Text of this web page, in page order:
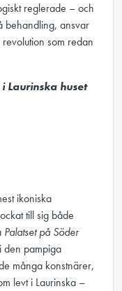
reglerade – och
behandling, ansvar
som redan
Laurinska huset
ikoniska
till sig både
Palatset på Söder
den pampiga
många konstnärer,
levt i Laurinska –